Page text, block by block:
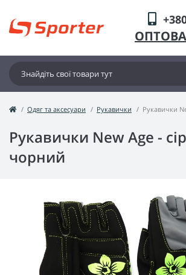
Одяг та аксесуари Рукавички Рукавички
Рукавички New Age -
чорний